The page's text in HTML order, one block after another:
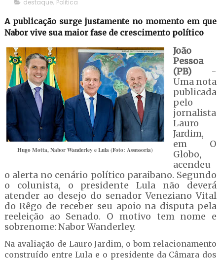
destaque, Politica
A publicação surge justamente no momento em que
Nabor vive sua maior fase de crescimento político
Hugo Motta, Nabor Wanderley e Lula (Foto: Assessoria)
João
Pessoa
(PB)-
Uma nota
publicada
pelo
jornalista
Lauro
Jardim,
em O
Globo,
acendeu
o alerta no cenário político paraibano. Segundo
o colunista, o presidente Lula não deverá
atender ao desejo do senador Veneziano Vital
do Rêgo de receber seu apoio na disputa pela
reeleição ao Senado. O motivo tem nome e
sobrenome: Nabor Wanderley.
Na avaliação de Lauro Jardim, o bom relacionamento
construído entre Lula e o presidente da Câmara dos